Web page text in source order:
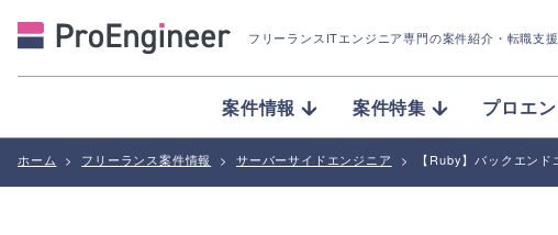
フリーランスITエンジニア専門の案件紹介 ・転職支
案件情報 案件特集 プロエ
ホーム > フリーランス案件情報 > サーバーサイドエンジニア > 【Ruby】バックエン